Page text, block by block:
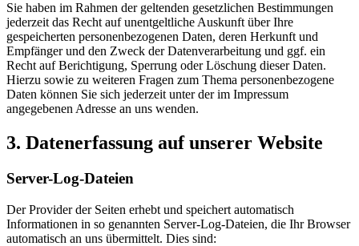
Sie haben im Rahmen der geltenden gesetzlichen Bestimmungen
jederzeit das Recht auf unentgeltliche Auskunft über Ihre
gespeicherten personenbezogenen Daten, deren Herkunft und
Empfänger und den Zweck der Datenverarbeitung und ggf. ein
Recht auf Berichtigung, Sperrung oder Löschung dieser Daten.
Hierzu sowie zu weiteren Fragen zum Thema personenbezogene
Daten können Sie sich jederzeit unter der im Impressum
angegebenen Adresse an uns wenden.
3. Datenerfassung auf unserer Website
Server-Log-Dateien
Der Provider der Seiten erhebt und speichert automatisch
Informationen in so genannten Server-Log-Dateien, die Ihr Browser
automatisch an uns übermittelt. Dies sind: